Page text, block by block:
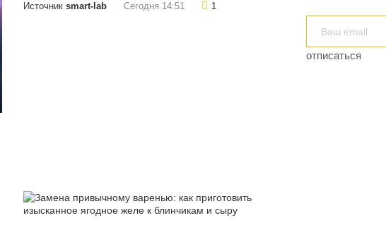
Источник smart-lab Сегодня 14:51 1
отписаться